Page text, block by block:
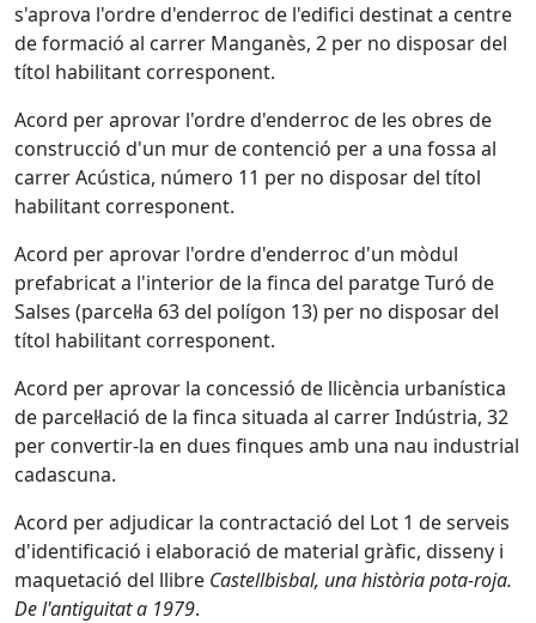
s'aprova l'ordre d'enderroc de l'edifici destinat a centre
de formació al carrer Manganès, 2 per no disposar del
títol habilitant corresponent.
Acord per aprovar l'ordre d'enderroc de les obres de
construcció d'un mur de contenció per a una fossa al
carrer Acústica, número 11 per no disposar del títol
habilitant corresponent.
Acord per aprovar l'ordre d'enderroc d'un mòdul
prefabricat a l'interior de la finca del paratge Turó de
Salses (parcel·la 63 del polígon 13) per no disposar del
títol habilitant corresponent.
Acord per aprovar la concessió de llicència urbanística
de parcel·lació de la finca situada al carrer Indústria, 32
per convertir-la en dues finques amb una nau industrial
cadascuna.
Acord per adjudicar la contractació del Lot 1 de serveis
d'identificació i elaboració de material gràfic, disseny i
maquetació del llibre Castellbisbal, una història pota-roja.
De l'antiguitat a 1979.